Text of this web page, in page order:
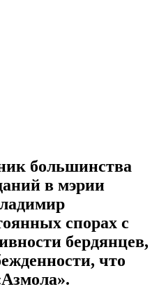
большинства
в мэрии
спорах с
бердянцев,
что